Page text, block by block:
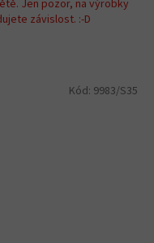
Jen pozor, na výrobky
závislost. :-D
Kód: 9983/S35